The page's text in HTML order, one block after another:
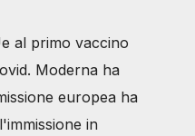
al primo vaccino
Moderna ha
europea ha
in